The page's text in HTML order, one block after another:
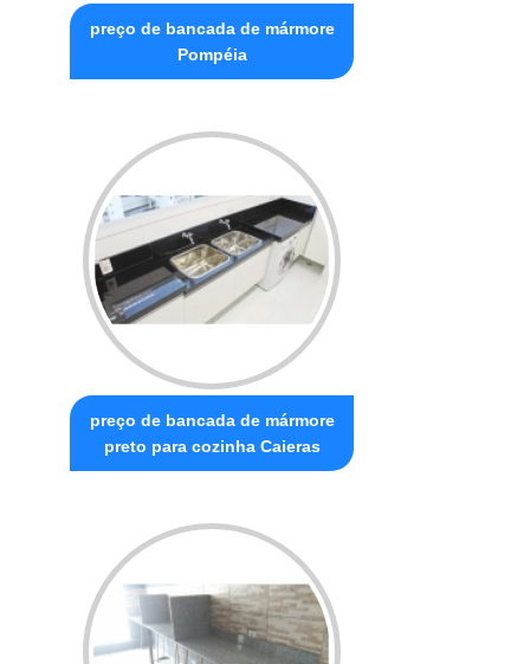
preço de bancada de mármore
Pompéia
preço de bancada de mármore
preto para cozinha Caieras